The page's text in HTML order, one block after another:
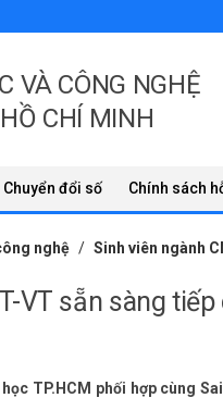
VÀ CÔNG NGHỆ
CHÍ MINH
Chuyển đổi số Chính sách
nghệ Sinh viên ngành
VT sẵn sàng
TP.HCM phối hợp cùng